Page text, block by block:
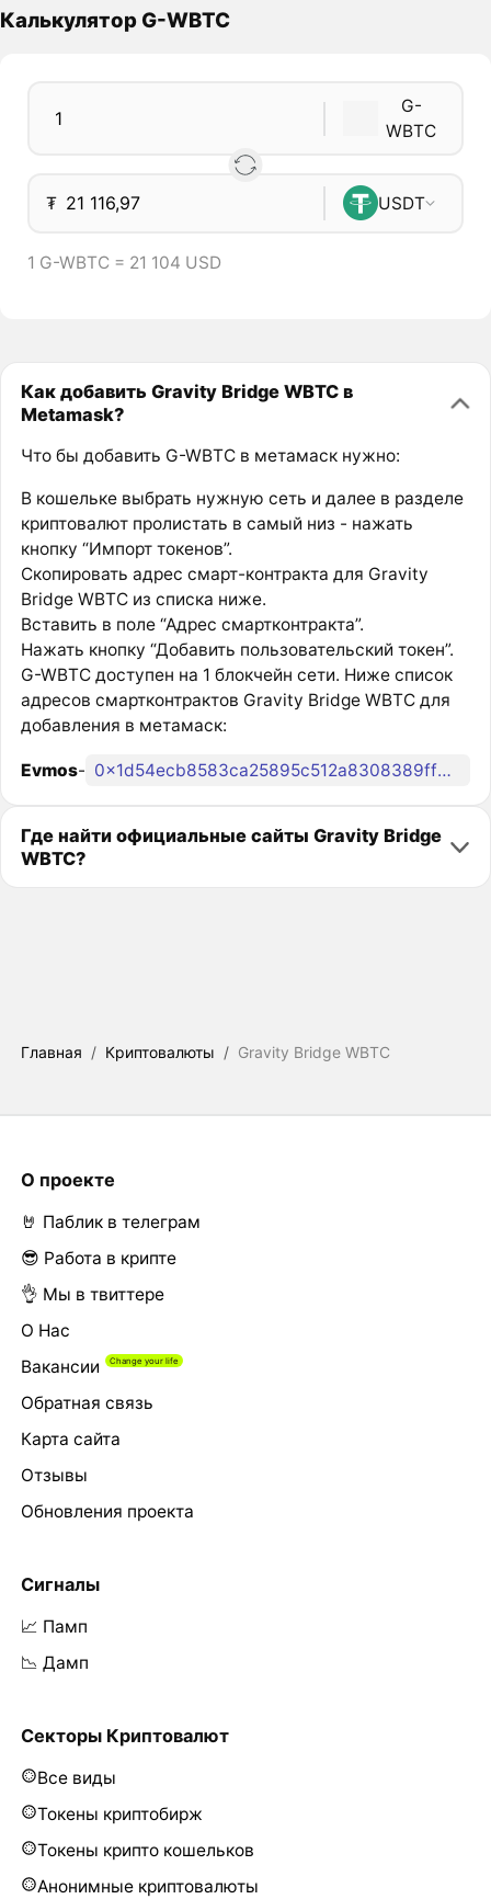
Калькулятор G-WBTC
G-
WBTC
₮ USDT
1 G-WBTC = 21 104 USD
Как добавить Gravity Bridge WBTC в
Metamask?
Что бы добавить G-WBTC в метамаск нужно:
В кошельке выбрать нужную сеть и далее в разделе
криптовалют пролистать в самый низ - нажать
кнопку “Импорт токенов”.
Скопировать адрес смарт-контракта для Gravity
Bridge WBTC из списка ниже.
Вставить в поле “Адрес смартконтракта”.
Нажать кнопку “Добавить пользовательский токен”.
G-WBTC доступен на 1 блокчейн сети. Ниже список
адресов смартконтрактов Gravity Bridge WBTC для
добавления в метамаск:
Evmos- 0x1d54ecb8583ca25895c512a8308389ffd581f9c9
Где найти официальные сайты Gravity Bridge
WBTC?
Главная / Криптовалюты / Gravity Bridge WBTC
О проекте
🤘 Паблик в телеграм
😎 Работа в крипте
👌 Мы в твиттере
О Нас
Вакансии
Обратная связь
Карта сайта
Отзывы
Обновления проекта
Сигналы
📈 Памп
📉 Дамп
Секторы Криптовалют
Все виды
Токены криптобирж
Токены крипто кошельков
Анонимные криптовалюты